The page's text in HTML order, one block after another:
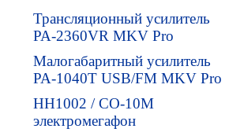
Трансляционный усилитель
PA-2360VR MKV Pro
Малогабаритный усилитель
PA-1040T USB/FM MKV Pro
HH1002 / СО-10М
электромегафон